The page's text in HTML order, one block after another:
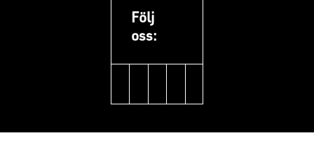
Följ
oss: